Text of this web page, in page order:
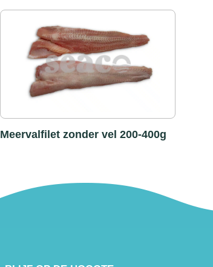
Meervalfilet zonder vel 200-400g